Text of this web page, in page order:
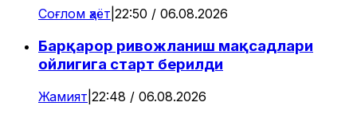
Соғлом ҳаёт 22:50 / 06.08.2026
Барқарор ривожланиш мақсадлари
ойлигига старт берилди
Жамият 22:48 / 06.08.2026